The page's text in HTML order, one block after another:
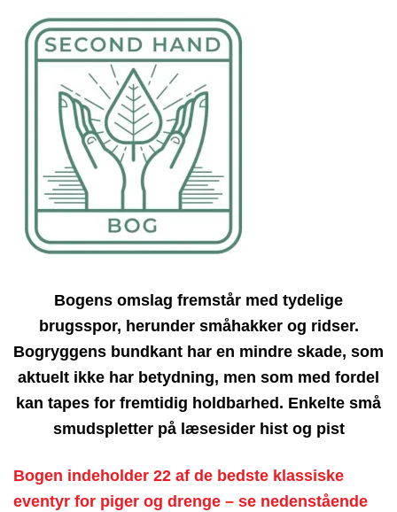
Bogens omslag fremstår med tydelige
brugsspor, herunder småhakker og ridser.
Bogryggens bundkant har en mindre skade, som
aktuelt ikke har betydning, men som med fordel
kan tapes for fremtidig holdbarhed. Enkelte små
smudspletter på læsesider hist og pist
Bogen indeholder 22 af de bedste klassiske
eventyr for piger og drenge – se nedenstående